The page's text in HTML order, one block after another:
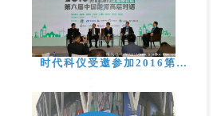
时代科仪受邀参加2016第…